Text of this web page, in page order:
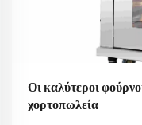
Οι καλύτεροι
χορτοπωλεία